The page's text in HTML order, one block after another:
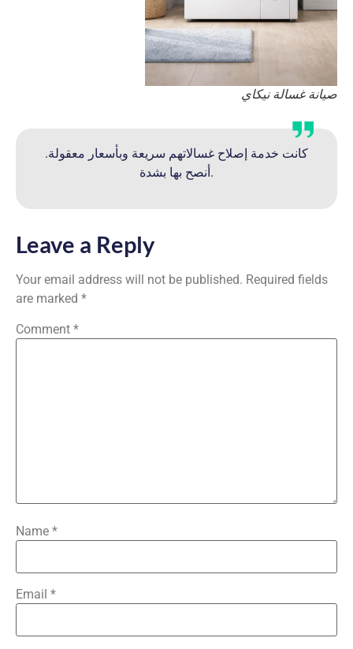
صيانة غسالة نيكاي
كانت خدمة إصلاح غسالاتهم سريعة وبأسعار معقولة.
أنصح بها بشدة.
Leave a Reply
Your email address will not be published. Required fields
are marked *
Comment *
Name *
Email *